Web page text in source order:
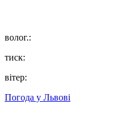
волог.:
тиск:
вітер:
Погода у Львові